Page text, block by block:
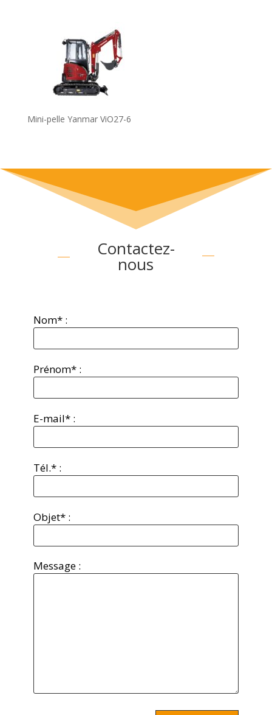
Mini-pelle Yanmar ViO27-6
Contactez-
nous
Nom* :
Prénom* :
E-mail* :
Tél.* :
Objet* :
Message :